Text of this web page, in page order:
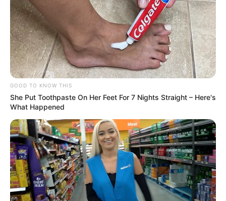
GOOD TO KNOW THIS
She Put Toothpaste On Her Feet For 7 Nights Straight – Here's
What Happened